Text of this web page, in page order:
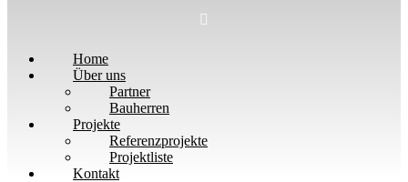
Home
Über uns
Partner
Bauherren
Projekte
Referenzprojekte
Projektliste
Kontakt